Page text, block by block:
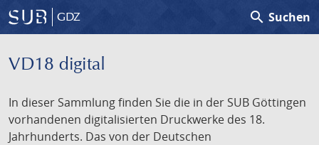
GDZ search Suchen
VD18 digital
In dieser Sammlung finden Sie die in der SUB Göttingen
vorhandenen digitalisierten Druckwerke des 18.
Jahrhunderts. Das von der Deutschen